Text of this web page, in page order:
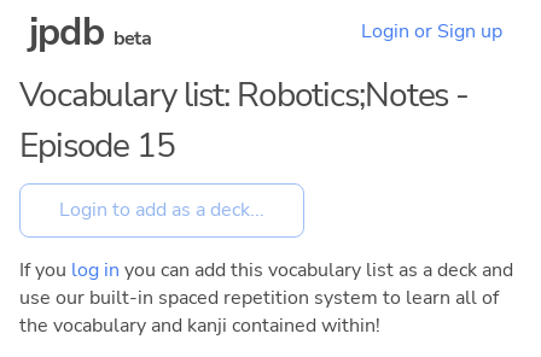
jpdb beta Login or Sign up
Vocabulary list: Robotics;Notes -
Episode 15
If you log in you can add this vocabulary list as a deck and
use our built-in spaced repetition system to learn all of
the vocabulary and kanji contained within!